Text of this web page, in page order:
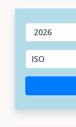
商業同業公會
年度
請輸入關鍵字